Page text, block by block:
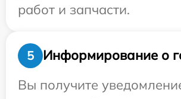
работ и запчасти.
5
Информирование о
Вы получите